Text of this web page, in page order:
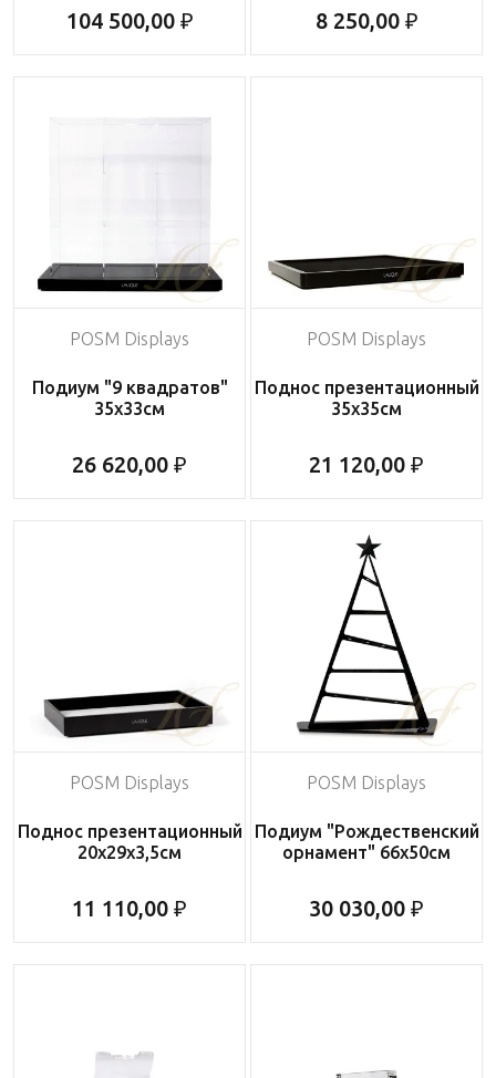
104 500,00 ₽ 8 250,00 ₽
POSM Displays
Подиум "9 квадратов"
35х33см
26 620,00 ₽
POSM Displays
Поднос презентационный
35х35см
21 120,00 ₽
POSM Displays
Поднос презентационный
20х29х3,5см
11 110,00 ₽
POSM Displays
Подиум "Рождественский
орнамент" 66х50см
30 030,00 ₽